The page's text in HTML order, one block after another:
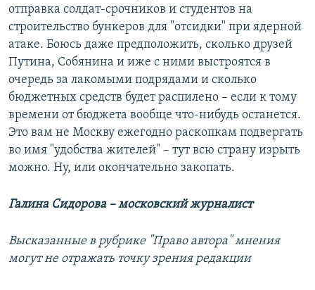
отправка солдат-срочников и студентов на
строительство бункеров для "отсидки" при ядерной
атаке. Боюсь даже предположить, сколько друзей
Путина, Собянина и иже с ними выстроятся в
очередь за лакомыми подрядами и сколько
бюджетных средств будет распилено – если к тому
времени от бюджета вообще что-нибудь останется.
Это вам не Москву ежегодно раскопкам подвергать
во имя "удобства жителей" – тут всю страну изрыть
можно. Ну, или окончательно закопать.
Галина Сидорова – московский журналист
Высказанные в рубрике "Право автора" мнения
могут не отражать точку зрения редакции